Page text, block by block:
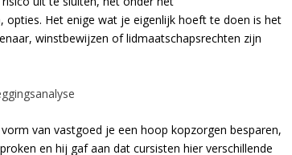
opties. Het enige wat je eigenlijk hoeft te doen is het
winstbewijzen of lidmaatschapsrechten zijn
van vastgoed je een hoop kopzorgen besparen,
en hij gaf aan dat cursisten hier verschillende